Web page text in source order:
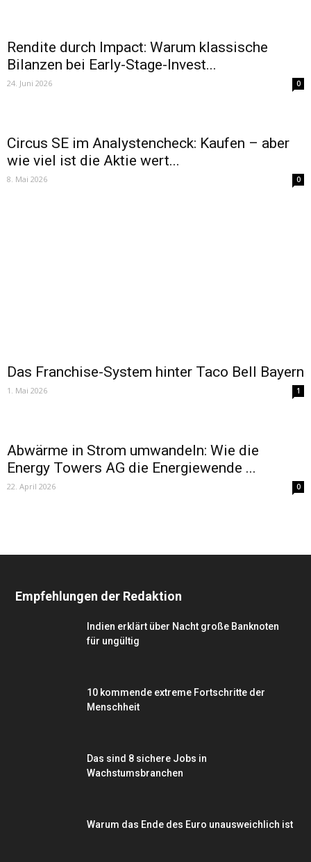
Rendite durch Impact: Warum klassische
Bilanzen bei Early-Stage-Invest...
24. Juni 2026 0
Circus SE im Analystencheck: Kaufen – aber
wie viel ist die Aktie wert...
8. Mai 2026 0
Das Franchise-System hinter Taco Bell Bayern
1. Mai 2026 1
Abwärme in Strom umwandeln: Wie die
Energy Towers AG die Energiewende ...
22. April 2026 0
Empfehlungen der Redaktion
Indien erklärt über Nacht große Banknoten
für ungültig
10 kommende extreme Fortschritte der
Menschheit
Das sind 8 sichere Jobs in
Wachstumsbranchen
Warum das Ende des Euro unausweichlich ist